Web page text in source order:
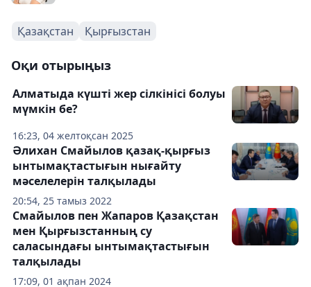
Қазақстан Қырғызстан
Оқи отырыңыз
16:23, 04 желтоқсан 2025
Алматыда күшті жер сілкінісі болуы
мүмкін бе?
20:54, 25 тамыз 2022
Әлихан Смайылов қазақ-қырғыз
ынтымақтастығын нығайту
мәселелерін талқылады
17:09, 01 ақпан 2024
Смайылов пен Жапаров Қазақстан
мен Қырғызстанның су
саласындағы ынтымақтастығын
талқылады